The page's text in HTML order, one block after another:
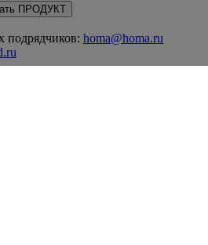
ПРОДУКТ
подрядчиков: homa@homa.ru